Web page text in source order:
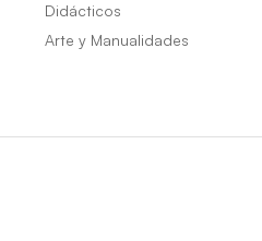
Didácticos
Arte y Manualidades